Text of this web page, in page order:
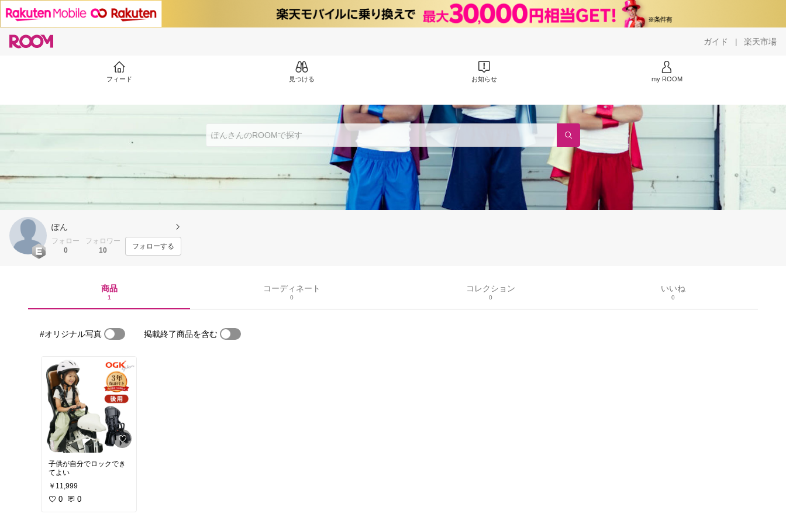
ガイド | 楽天市場
フィード 見つける お知らせ my ROOM
ぽん
フォロー
0
フォロワー
10
フォローする
商品
1
コーディネート
0
コレクション
0
いいね
0
#オリジナル写真 掲載終了商品を含む
子供が自分でロックでき
てよい
￥11,999
0 0